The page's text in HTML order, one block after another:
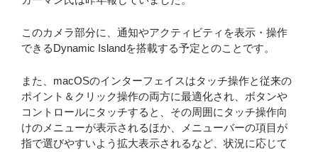
このカメラ部分に、通知やアクティビティを表示・操作
できるDynamic Islandを搭載する予定とのことです。
また、macOSのインターフェイスはタッチ操作と従来の
ポイント＆クリック操作の両方に最適化され、ボタンや
コントロールにタッチすると、その周囲にタッチ操作向
けのメニューが表示されるほか、メニューバーの項目が
指で選びやすいよう拡大表示されるなど、状況に応じて